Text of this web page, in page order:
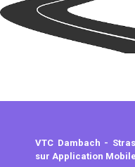
VTC Dambach -
sur Application